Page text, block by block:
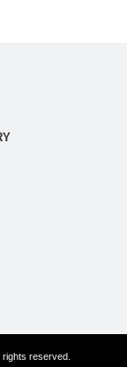
reserved.